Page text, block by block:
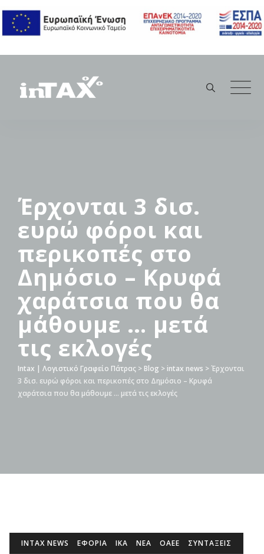
content
Έρχονται 3 δισ.
ευρώ φόροι και
περικοπές στο
Δημόσιο – Κρυφά
χαράτσια που θα
μάθουμε … μετά
τις εκλογές
Intax | Λογιστικό Γραφείο Πάτρας > Blog > intax news >Έρχονται
3 δισ. ευρώ φόροι και περικοπές στο Δημόσιο – Κρυφά
χαράτσια που θα μάθουμε … μετά τις εκλογές
INTAX NEWS ΕΦΟΡΙΑ ΙΚΑ ΝΕΑ ΟΑΕΕ ΣΥΝΤΑΞΕΙΣ